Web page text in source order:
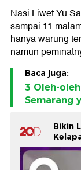
Nasi Liwet Yu
sampai 11
hanya warung
namun
Baca juga:
3 Oleh-
Semarang
Bikin